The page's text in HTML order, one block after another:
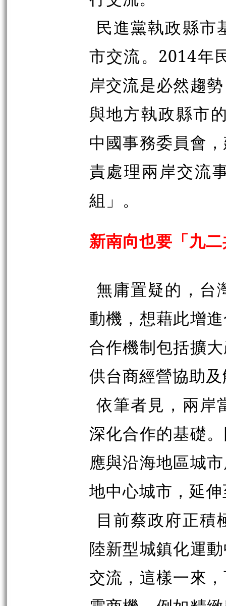
民進黨執政縣市
市交流。2014年
岸交流是必然趨
與地方執政縣市
中國事務委員會
責處理兩岸交流
組」。
新南向也要「九
無庸置疑的，台
動機，想藉此增
合作機制包括擴
供台商經營協助
依筆者見，兩岸
深化合作的基礎
應與沿海地區城
地中心城市，延
目前蔡政府正積
陸新型城鎮化運
交流，這樣一來